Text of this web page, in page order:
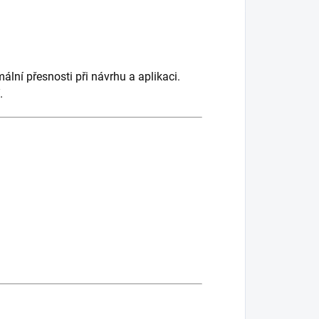
přesnosti při návrhu a aplikaci.